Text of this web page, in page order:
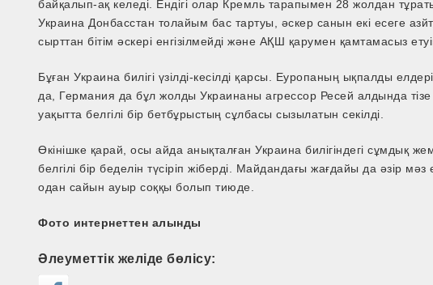
байқалып-ақ келеді. Ендігі олар Кремль тарапымен 28 жолдан
Украина Донбасстан толайым бас тартуы, әскер санын екі есеге
сырттан бітім әскері енгізілмейді және АҚШ қарумен қамтамасыз
Бұған Украина билігі үзілді-кесілді қарсы. Еуропаның ықпалды
да, Германия да бұл жолды Украинаны агрессор Ресей алдында
уақытта белгілі бір бетбұрыстың сұлбасы сызылатын секілді.
Өкінішке қарай, осы айда анықталған Украина билігіндегі сұмдық
белгілі бір беделін түсіріп жіберді. Майдандағы жағдайы да әзір
одан сайын ауыр соққы болып тиюде.
Фото интернеттен алынды
Әлеуметтік желіде бөлісу: